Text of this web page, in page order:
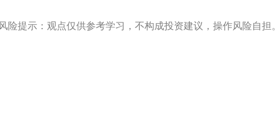
风险提示：观点仅供参考学习，不构成投资建议，操作风险自担。